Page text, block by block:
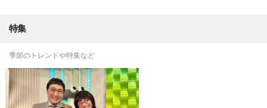
特集
季節のトレンドや特集など